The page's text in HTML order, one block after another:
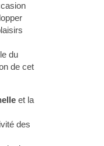
du
de cet
et la
des